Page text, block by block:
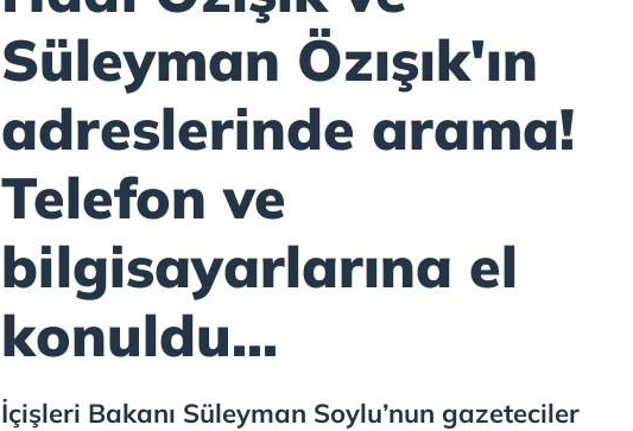
Süleyman Özışık'ın
adreslerinde arama!
Telefon ve
bilgisayarlarına el
konuldu...
İçişleri Bakanı Süleyman Soylu’nun gazeteciler